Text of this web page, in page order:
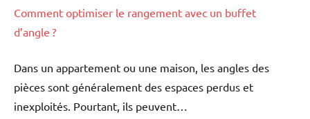
Comment optimiser le rangement avec un buffet
d’angle ?
Dans un appartement ou une maison, les angles des
pièces sont généralement des espaces perdus et
inexploités. Pourtant, ils peuvent…